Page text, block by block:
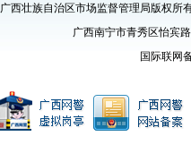
广西壮族自治区市场监督管理局版权
广西南宁市青秀区怡宾
国际联网